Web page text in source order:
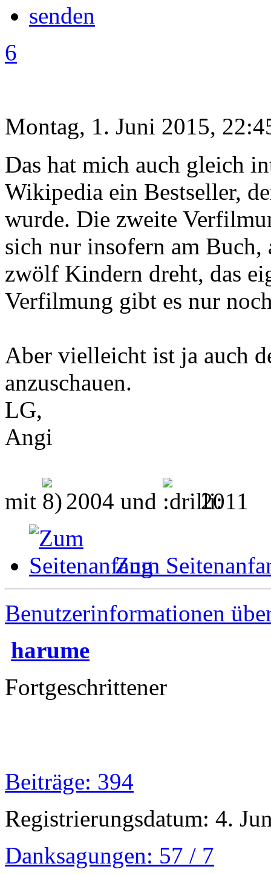
6
Montag, 1. Juni 2015,
Das hat mich auch gleich
Wikipedia ein Bestseller,
wurde. Die zweite
sich nur insofern am
zwölf Kindern dreht, das
Verfilmung gibt es nur
Aber vielleicht ist ja auch
anzuschauen.
LG,
Angi
mit 2004 und 2011
Zum
Benutzerinformationen
harume
Fortgeschrittener
Beiträge: 394
Registrierungsdatum: 4.
Danksagungen: 57 / 7